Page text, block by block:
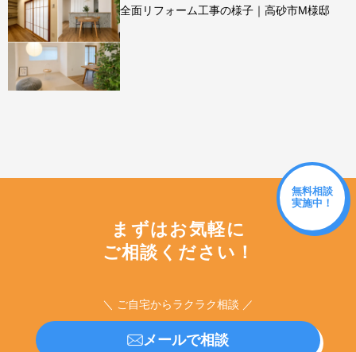
全面リフォーム工事の様子｜高砂市M様邸
無料相談
実施中！
まずはお気軽に
ご相談ください！
＼ ご自宅からラクラク相談 ／
メールで相談